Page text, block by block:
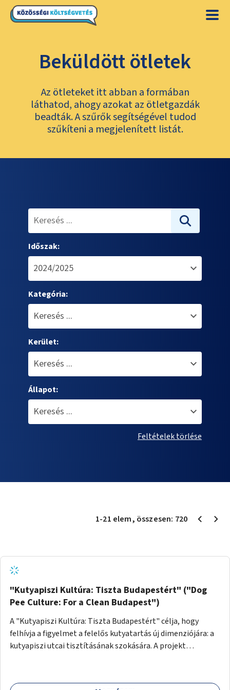
Beküldött ötletek
Az ötleteket itt abban a formában
láthatod, ahogy azokat az ötletgazdák
beadták. A szűrők segítségével tudod
szűkíteni a megjelenített listát.
Időszak:
Kategória:
Kerület:
Állapot:
Feltételek törlése
1-21 elem, összesen: 720
"Kutyapiszi Kultúra: Tiszta Budapestért" ("Dog
Pee Culture: For a Clean Budapest")
A "Kutyapiszi Kultúra: Tiszta Budapestért" célja, hogy
felhívja a figyelmet a felelős kutyatartás új dimenziójára: a
kutyapiszi utcai tisztításának szokására. A projekt
palack vízzel öblítsék le azt, ezzel hozzájárulva a tiszta,